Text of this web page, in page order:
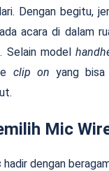
Dengan begitu,
acara di dalam
Selain model
clip on yang
Mic
hadir dengan